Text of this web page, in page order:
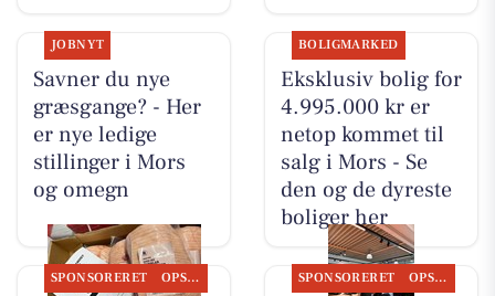
JOBNYT
Savner du nye
græsgange? - Her
er nye ledige
stillinger i Mors
og omegn
BOLIGMARKED
Eksklusiv bolig for
4.995.000 kr er
netop kommet til
salg i Mors - Se
den og de dyreste
boliger her
SPONSORERET OPSLAGSTAVLEN SPONSORERET OPSLAGSTAVLEN